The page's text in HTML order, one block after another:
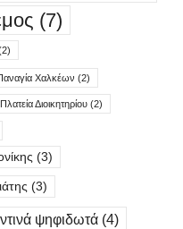
(7)
Χαλκέων (2)
Πλατεία Διοικητηρίου (2)
(3)
(3)
ψηφιδωτά (4)